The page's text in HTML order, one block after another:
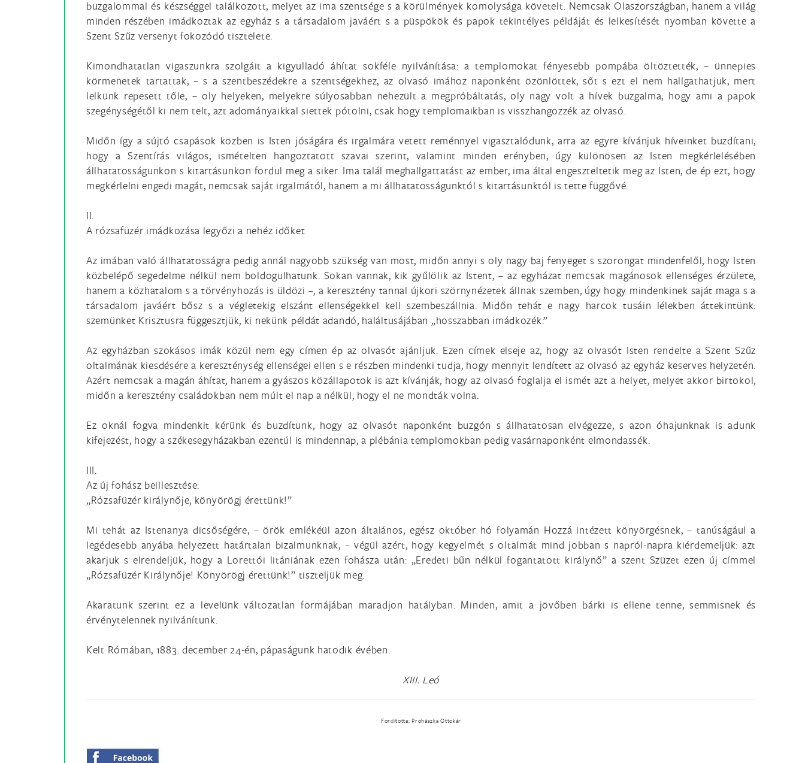
buzgalommal és készséggel találkozott, melyet az ima szentsége s a körülmények komolysága követelt. Nemcsak Olaszországban, hanem a világ
minden részében imádkoztak az egyház s a társadalom javáért s a püspökök és papok tekintélyes példáját és lelkesítését nyomban követte a
Szent Szűz versenyt fokozódó tisztelete.
Kimondhatatlan vigaszunkra szolgáit a kigyulladó áhítat sokféle nyilvánítása: a templomokat fényesebb pompába öltöztették, – ünnepies
körmenetek tartattak, – s a szentbeszédekre a szentségekhez, az olvasó imához naponként özönlöttek, sőt s ezt el nem hallgathatjuk, mert
lelkünk repesett tőle, – oly helyeken, melyekre súlyosabban nehezült a megpróbáltatás, oly nagy volt a hívek buzgalma, hogy ami a papok
szegénységétől ki nem telt, azt adományaikkal siettek pótolni, csak hogy templomaikban is visszhangozzék az olvasó.
Midőn így a sújtó csapások közben is Isten jóságára és irgalmára vetett reménnyel vigasztalódunk, arra az egyre kívánjuk híveinket buzdítani,
hogy a Szentírás világos, ismételten hangoztatott szavai szerint, valamint minden erényben, úgy különösen az Isten megkérlelésében
állhatatosságunkon s kitartásunkon fordul meg a siker. Ima talál meghallgattatást az ember, ima által engeszteltetik meg az Isten, de ép ezt, hogy
megkérlelni engedi magát, nemcsak saját irgalmától, hanem a mi állhatatosságunktól s kitartásunktól is tette függővé.
II.
A rózsafüzér imádkozása legyőzi a nehéz időket
Az imában való állhatatosságra pedig annál nagyobb szükség van most, midőn annyi s oly nagy baj fenyeget s szorongat mindenfelől, hogy Isten
közbelépő segedelme nélkül nem boldogulhatunk. Sokan vannak, kik gyűlölik az Istent, – az egyházat nemcsak magánosok ellenséges érzülete,
hanem a közhatalom s a törvényhozás is üldözi –, a keresztény tannal újkori szörnynézetek állnak szemben, úgy hogy mindenkinek saját maga s a
társadalom javáért bősz s a végletekig elszánt ellenségekkel kell szembeszállnia. Midőn tehát e nagy harcok tusáin lélekben áttekintünk:
szemünket Krisztusra függesztjük, ki nekünk példát adandó, haláltusájában „hosszabban imádkozék.”
Az egyházban szokásos imák közül nem egy címen ép az olvasót ajánljuk. Ezen címek elseje az, hogy az olvasót Isten rendelte a Szent Szűz
oltalmának kiesdésére a kereszténység ellenségei ellen s e részben mindenki tudja, hogy mennyit lendített az olvasó az egyház keserves helyzetén.
Azért nemcsak a magán áhítat, hanem a gyászos közállapotok is azt kívánják, hogy az olvasó foglalja el ismét azt a helyet, melyet akkor birtokol,
midőn a keresztény családokban nem múlt el nap a nélkül, hogy el ne mondták volna.
Ez oknál fogva mindenkit kérünk és buzdítunk, hogy az olvasót naponként buzgón s állhatatosan elvégezze, s azon óhajunknak is adunk
kifejezést, hogy a székesegyházakban ezentúl is mindennap, a plébánia templomokban pedig vasárnaponként elmondassék.
III.
Az új fohász beillesztése:
„Rózsafüzér királynője, könyörögj érettünk!”
Mi tehát az Istenanya dicsőségére, – örök emlékéül azon általános, egész október hó folyamán Hozzá intézett könyörgésnek, – tanúságául a
legédesebb anyába helyezett határtalan bizalmunknak, – végül azért, hogy kegyelmét s oltalmát mind jobban s napról-napra kiérdemeljük: azt
akarjuk s elrendeljük, hogy a Lorettói litániának ezen fohásza után: „Eredeti bűn nélkül fogantatott királynő” a szent Szüzet ezen új címmel
„Rózsafüzér Királynője! Könyörögj érettünk!” tiszteljük meg.
Akaratunk szerint ez a levelünk változatlan formájában maradjon hatályban. Minden, amit a jövőben bárki is ellene tenne, semmisnek és
érvénytelennek nyilvánítunk.
Kelt Rómában, 1883. december 24-én, pápaságunk hatodik évében.
XIII. Leó
Fordította: Prohászka Ottokár